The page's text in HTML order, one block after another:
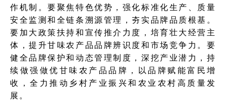
作机制。要聚焦特色优势，强化标准化生产、质量
安全监测和全链条溯源管理，夯实品牌品质根基。
要加大政策扶持和宣传推介力度，培育壮大经营主
体，提升甘味农产品品牌辨识度和市场竞争力。要
健全品牌保护和动态管理制度，深挖产业潜力，持
续做强做优甘味农产品品牌，以品牌赋能富民增
收，全力推动乡村产业振兴和农业农村高质量发
展。